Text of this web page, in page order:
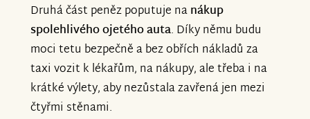
Druhá část peněz poputuje nanákup
spolehlivého ojetého auta. Díky němu budu
moci tetu bezpečně a bez obřích nákladů za
taxi vozit k lékařům, na nákupy, ale třeba i na
krátké výlety, aby nezůstala zavřená jen mezi
čtyřmi stěnami.